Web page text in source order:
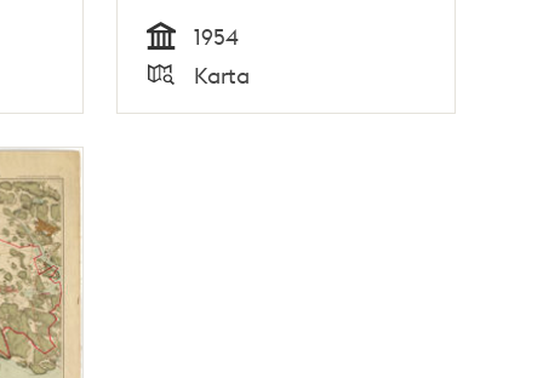
Tid
1954
Typ
Karta